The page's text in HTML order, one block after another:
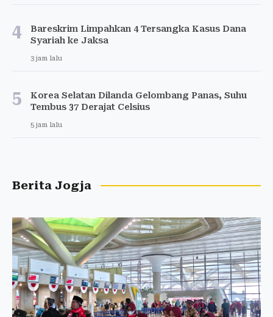
4
Bareskrim Limpahkan 4 Tersangka Kasus Dana
Syariah ke Jaksa
3 jam lalu
5
Korea Selatan Dilanda Gelombang Panas, Suhu
Tembus 37 Derajat Celsius
5 jam lalu
Berita Jogja